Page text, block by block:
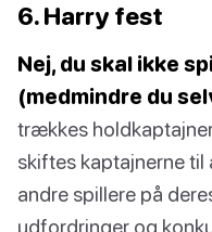
6. Harry fest
Nej, du skal ikke
(medmindre du
trækkes
skiftes kaptajnerne
andre spillere på
udfordringer og